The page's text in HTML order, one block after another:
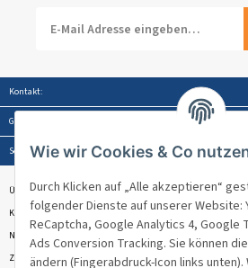
Kontakt:
Gesetzliche Informationen:
Service:
Über Venandi
Kontakt & Beratung
Newsletter
Zahlungsmöglichkeiten
Wie wir Cookies & Co
Durch Klicken auf „Alle akzeptieren“
folgender Dienste auf unserer Website:
ReCaptcha, Google Analytics 4, Google
Ads Conversion Tracking. Sie können
ändern (Fingerabdruck-Icon links